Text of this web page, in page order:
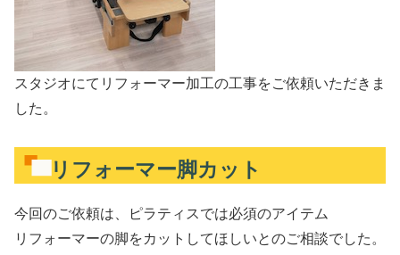
スタジオにてリフォーマー加工の工事をご依頼いただきま
した。
リフォーマー脚カット
今回のご依頼は、ピラティスでは必須のアイテム
リフォーマーの脚をカットしてほしいとのご相談でした。